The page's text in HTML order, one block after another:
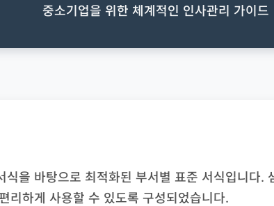
중소기업을 위한 체계적인 인사관리 가이드
을 바탕으로 최적화된 부서별 표준 서식입니다.
리하게 사용할 수 있도록 구성되었습니다.